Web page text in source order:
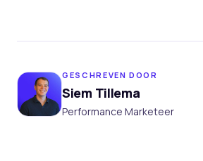
GESCHREVEN DOOR
Siem Tillema
Performance Marketeer